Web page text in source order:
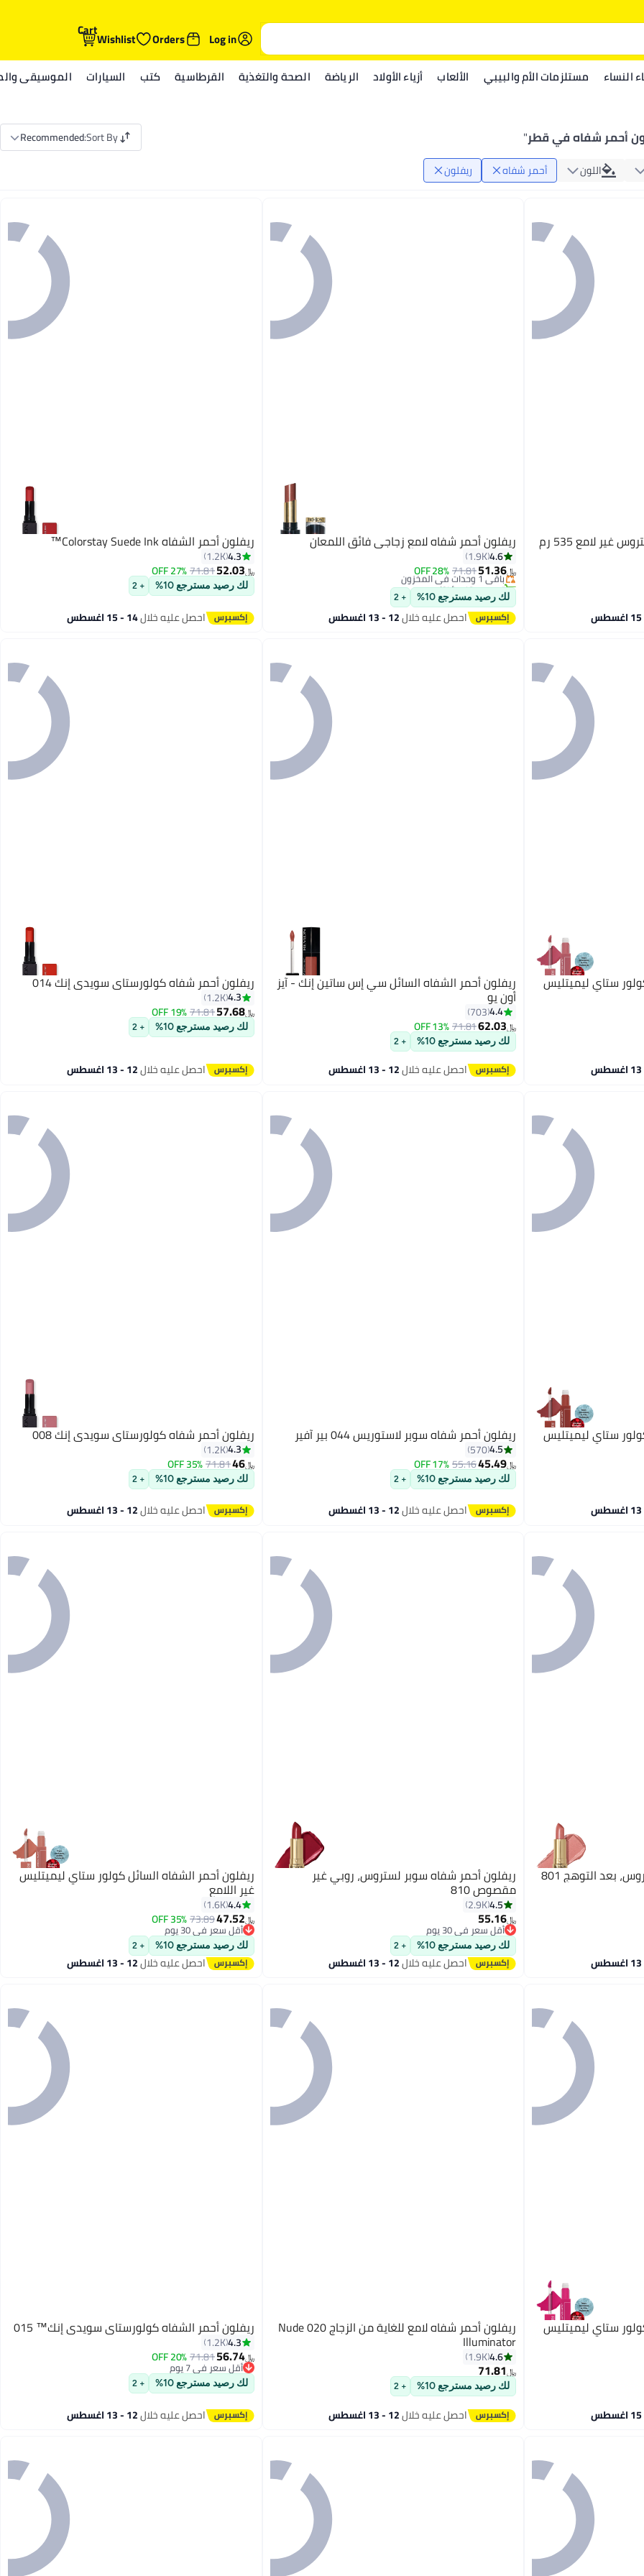
Log in
Orders
Wishlist
Cart
النساء مستلزمات الأم والبيبي الألعاب أزياء الأولاد الرياضة الصحة والتغذية القرطاسية كتب السيارات الموسيقى
أحمر شفاه في قطر"
Sort By
:
Recommended
اللون أحمر شفاه ريفلون
ريفلون أحمر شفاه سوبر لوستروس غير لامع 535 رم
10
ريفلون أحمر شفاه لامع زجاجي فائق اللمعان
4.6
1.9K
﷼‏51.36
71.81
28% OFF باقي 1 وحدات في المخزون
تم بيع +10 مؤخرًا
باقي 1 وحدات في المخزون
لك رصيد مسترجع 10% + 2
احصل عليه خلال12 - 13 اغسطس
7
ريفلون أحمر الشفاه Colorstay Suede Ink™
4.3
1.2K
﷼‏52.03
71.81
27% OFF
لك رصيد مسترجع 10% + 2
احصل عليه خلال14 - 15 اغسطس
ستاي ليميتليس
13
ريفلون أحمر الشفاه السائل سي إس ساتين إنك - آيز
أون يو
4.4
703
﷼‏62.03
71.81
13% OFF
لك رصيد مسترجع 10% + 2
احصل عليه خلال12 - 13 اغسطس
7
ريفلون أحمر شفاه كولورستاي سويدي إنك 014
4.3
1.2K
﷼‏57.68
71.81
19% OFF
لك رصيد مسترجع 10% + 2
احصل عليه خلال12 - 13 اغسطس
ستاي ليميتليس ريفلون أحمر شفاه سوبر لاستوريس 044 بير آفير
4.5
570
﷼‏45.49
55.16
17% OFF
لك رصيد مسترجع 10% + 2
احصل عليه خلال12 - 13 اغسطس
7
ريفلون أحمر شفاه كولورستاي سويدي إنك 008
4.3
1.2K
﷼‏46
71.81
35% OFF
لك رصيد مسترجع 10% + 2
احصل عليه خلال12 - 13 اغسطس
بعد التوهج 801
19
ريفلون أحمر شفاه سوبر لستروس، روبي غير
مقصوص 810
4.5
2.9K
﷼‏55.16
أقل سعر في 30 يوم
أقل سعر في 30 يوم
لك رصيد مسترجع 10% + 2
احصل عليه خلال12 - 13 اغسطس
16
ريفلون أحمر الشفاه السائل كولور ستاي ليميتليس
غير اللامع
4.4
1.6K
﷼‏47.52
73.89
35% OFF
أقل سعر في 30 يوم
أقل سعر في 30 يوم
لك رصيد مسترجع 10% + 2
احصل عليه خلال12 - 13 اغسطس
ستاي ليميتليس
10
ريفلون أحمر شفاه لامع للغاية من الزجاج 020 Nude
Illuminator
4.6
1.9K
﷼‏71.81
لك رصيد مسترجع 10% + 2
احصل عليه خلال12 - 13 اغسطس
7
ريفلون أحمر الشفاه كولورستاي سويدي إنك™ 015
4.3
1.2K
﷼‏56.74
71.81
20% OFF
أقل سعر في 7 يوم
أقل سعر في 7 يوم
لك رصيد مسترجع 10% + 2
احصل عليه خلال12 - 13 اغسطس